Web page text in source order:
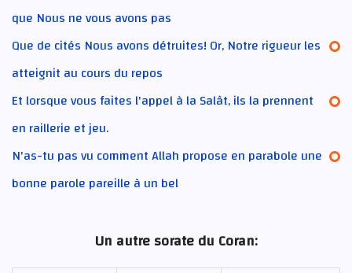
que Nous ne vous avons pas
Que de cités Nous avons détruites! Or, Notre rigueur les
atteignit au cours du repos
Et lorsque vous faites l'appel à la Salât, ils la prennent
en raillerie et jeu.
N'as-tu pas vu comment Allah propose en parabole une
bonne parole pareille à un bel
Un autre sorate du Coran: